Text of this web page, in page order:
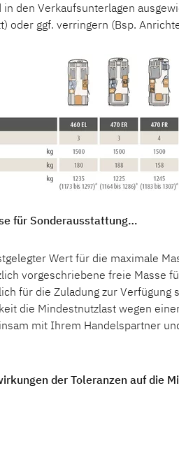
der
zur
den Verkaufsunterlagen
oder ggf. verringern (Bsp.
für Sonderausstattung…
Wert für die maximale
vorgeschriebene freie Masse
für die Zuladung zur
die Mindestnutzlast wegen
mit Ihrem Handelspartner
der Toleranzen auf die